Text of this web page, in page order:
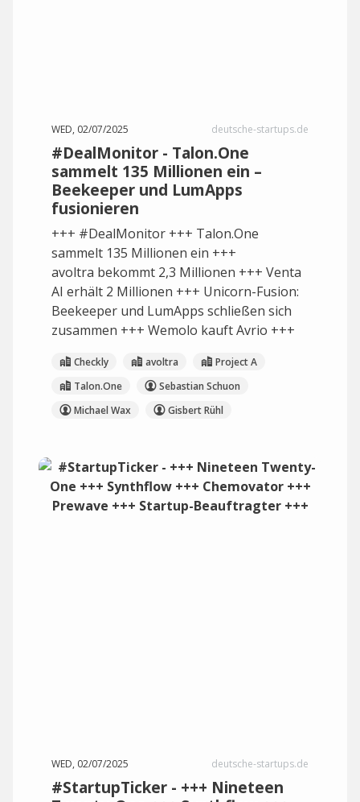
WED, 02/07/2025 deutsche-startups.de
#DealMonitor - Talon.One
sammelt 135 Millionen ein –
Beekeeper und LumApps
fusionieren
+++ #DealMonitor +++ Talon.One
sammelt 135 Millionen ein +++
avoltra bekommt 2,3 Millionen +++ Venta
AI erhält 2 Millionen +++ Unicorn-Fusion:
Beekeeper und LumApps schließen sich
zusammen +++ Wemolo kauft Avrio +++
Checkly avoltra
Project A
Talon.One
Sebastian Schuon
Michael Wax
Gisbert Rühl
WED, 02/07/2025 deutsche-startups.de
#StartupTicker - +++ Nineteen